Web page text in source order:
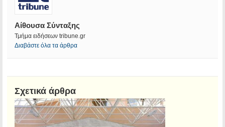
Αίθουσα Σύνταξης
Τμήμα ειδήσεων tribune.gr
Διαβάστε όλα τα άρθρα
Σχετικά άρθρα